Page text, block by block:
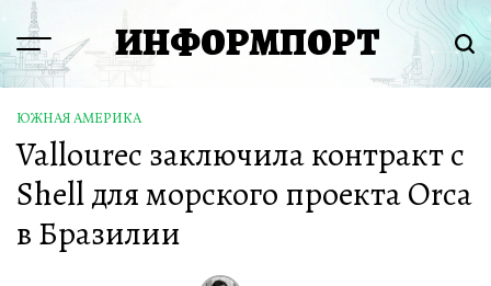
Перейти
содержимому
Menu ИНФОРМПОРТ
ОПУБЛИКОВАНО
В
ЮЖНАЯ АМЕРИКА
Vallourec заключила контракт с
Shell для морского проекта Orca
в Бразилии